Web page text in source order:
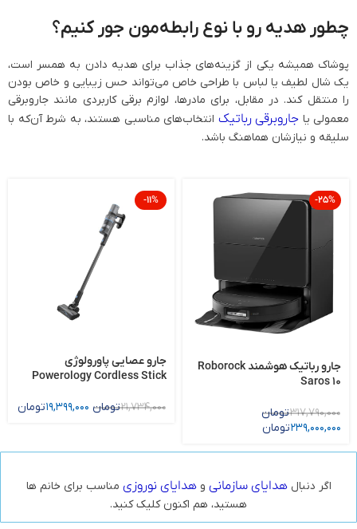
چطور هدیه رو با نوع رابطه‌مون جور کنیم؟
پوشاک همیشه یکی از گزینه‌های جذاب برای هدیه دادن به همسر است،
یک شال لطیف یا لباس با طراحی خاص می‌تواند حس زیبایی و خاص بودن
را منتقل کند. در مقابل، برای مادرها، لوازم برقی کاربردی مانند جاروبرقی
معمولی یا جاروبرقی رباتیک انتخاب‌های مناسبی هستند، به شرط آن‌که با
سلیقه و نیازشان هماهنگ باشد.
-25%
جارو رباتیک هوشمند Roborock
Saros 10
317,790,000تومان
239,000,000تومان
-11%
جارو عصایی پاورولوژی
Powerology Cordless Stick
21,734,000تومان 19,399,000تومان
اگر دنبالهدایای سازمانی وهدایای نوروزی مناسب برای خانم‌ ها
هستید، هم‌ اکنون کلیک کنید.